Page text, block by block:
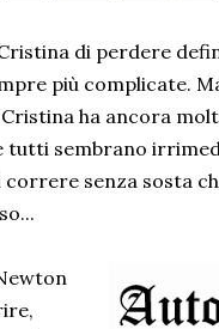
di perdere
più complicate.
ha ancora
tutti sembrano
senza sosta